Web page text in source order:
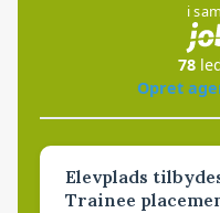
i
78
Opret
Elevplads
Trainee